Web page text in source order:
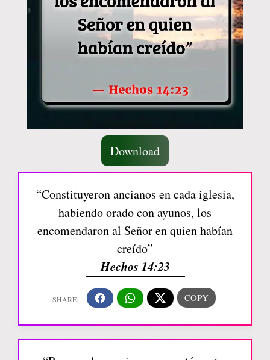
Download
“Constituyeron ancianos en cada iglesia,
habiendo orado con ayunos, los
encomendaron al Señor en quien habían
creído”
Hechos 14:23